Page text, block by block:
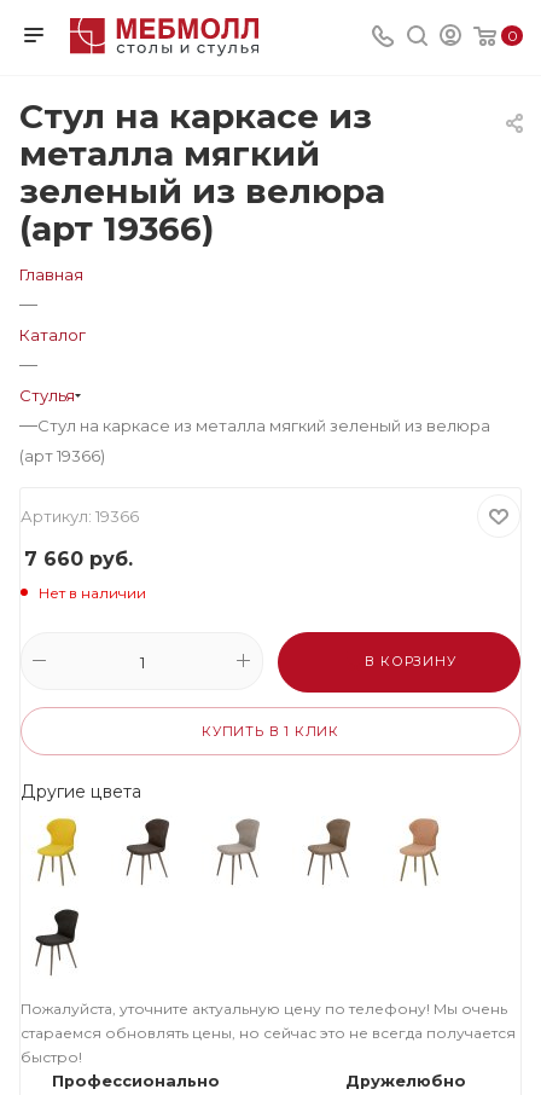
0
Стул на каркасе из
металла мягкий
зеленый из велюра
(арт 19366)
Главная
—
Каталог
—
Стулья
—Стул на каркасе из металла мягкий зеленый из велюра
(арт 19366)
Артикул: 19366
7 660 руб.
Нет в наличии
В КОРЗИНУ
КУПИТЬ В 1 КЛИК
Другие цвета
Пожалуйста, уточните актуальную цену по телефону! Мы очень
стараемся обновлять цены, но сейчас это не всегда получается
быстро!
Профессионально
Дружелюбно